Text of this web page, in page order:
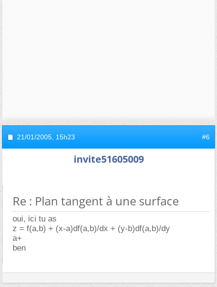
21/01/2005, 15h23 #6
invite51605009
Re : Plan tangent à une surface
oui, ici tu as
z = f(a,b) + (x-a)df(a,b)/dx + (y-b)df(a,b)/dy
a+
ben